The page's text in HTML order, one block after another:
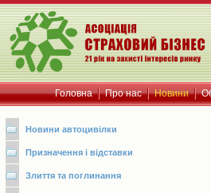
Головна Про нас Новини
Новини автоцивілки
Призначення і відставки
Злиття та поглинання